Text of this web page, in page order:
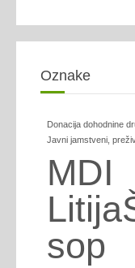
Oznake
Donacija dohodnine
Javni jamstveni,
MDI
sop